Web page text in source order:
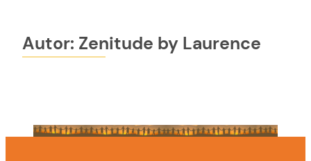
Autor: Zenitude by Laurence